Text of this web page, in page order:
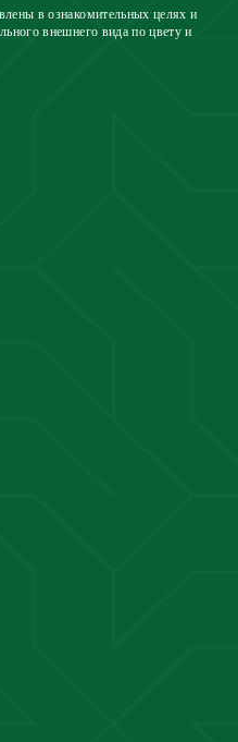
в ознакомительных целях и
внешнего вида по цвету и